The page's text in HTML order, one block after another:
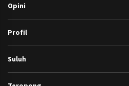
Opini
Profil
Suluh